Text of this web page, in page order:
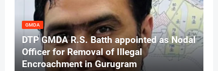
GMDA
DTP GMDA R.S. Batth appointed as Nodal
Officer for Removal of Illegal
Encroachment in Gurugram